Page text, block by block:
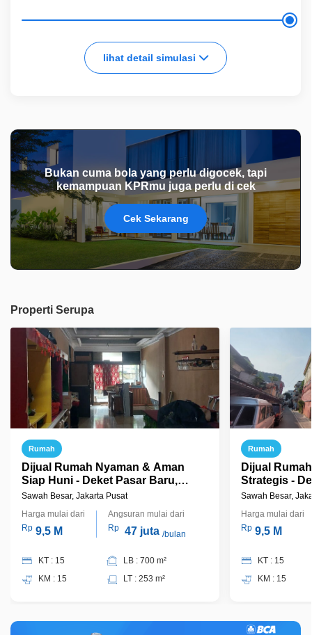
lihat detail simulasi
Bukan cuma bola yang perlu digocek, tapi
kemampuan KPRmu juga perlu di cek
Cek Sekarang
Properti Serupa
Rumah
Dijual Rumah Nyaman & Aman
Siap Huni - Deket Pasar Baru,
Jakarta Pusat
Sawah Besar, Jakarta Pusat
Harga mulai dari
Rp 9,5 M
Angsuran mulai dari
Rp 47 juta /bulan
KT : 15
KM : 15
LB : 700 m²
LT : 253 m²
Rumah
Dijual
Strategis -
Jakarta
Sawah Besar,
Harga mulai dari
Rp 9,5 M
KT : 15
KM : 15